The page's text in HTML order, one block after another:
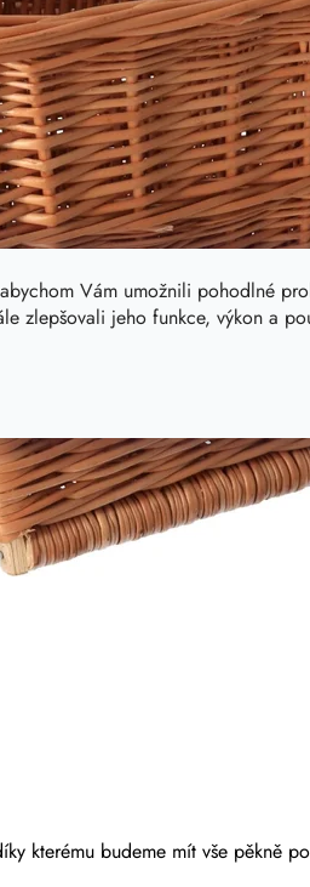
Vám umožnili pohodlné
zlepšovali jeho funkce, výkon a
kterému budeme mít vše pěkně